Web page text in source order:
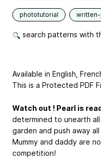
phototutorial
search patterns with
Available in English,
This is a Protected PDF
Watch out ! Pearl is
determined to unearth
garden and push away
Mummy and daddy are
competition!